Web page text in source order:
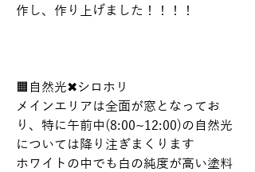
作し、作り上げました！！！！
🟧自然光✖シロホリ
メインエリアは全面が窓となってお
り、特に午前中(8:00~12:00)の自然光
については降り注ぎまくります
ホワイトの中でも白の純度が高い塗料